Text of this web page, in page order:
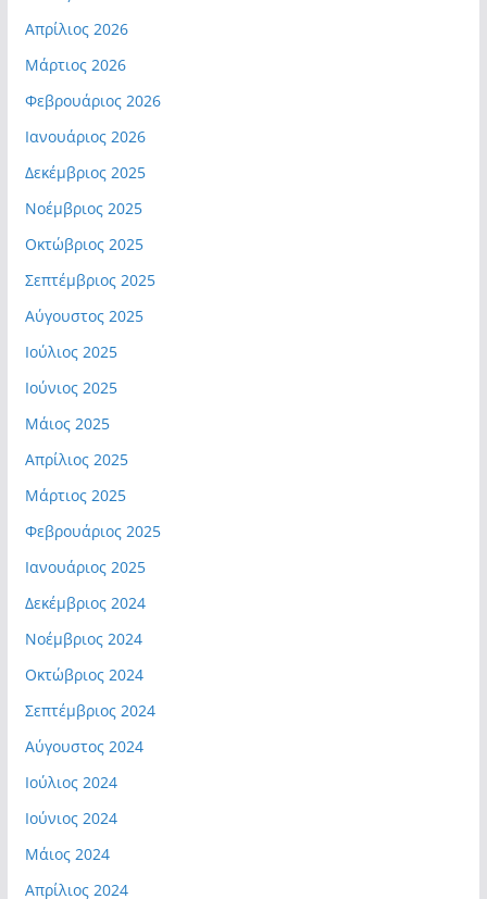
Απρίλιος 2026
Μάρτιος 2026
Φεβρουάριος 2026
Ιανουάριος 2026
Δεκέμβριος 2025
Νοέμβριος 2025
Οκτώβριος 2025
Σεπτέμβριος 2025
Αύγουστος 2025
Ιούλιος 2025
Ιούνιος 2025
Μάιος 2025
Απρίλιος 2025
Μάρτιος 2025
Φεβρουάριος 2025
Ιανουάριος 2025
Δεκέμβριος 2024
Νοέμβριος 2024
Οκτώβριος 2024
Σεπτέμβριος 2024
Αύγουστος 2024
Ιούλιος 2024
Ιούνιος 2024
Μάιος 2024
Απρίλιος 2024